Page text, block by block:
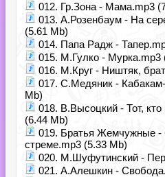
012. Гр.Зона - Мама.mp3
013. А.Розенбаум - На
(5.61 Mb)
014. Папа Радж -
015. М.Гулко - Мурка.mp3
016. М.Круг - Ништяк,
017. С.Медяник -
Mb)
018. В.Высоцкий - Тот,
(6.44 Mb)
019. Братья Жемчужные -
стреме.mp3 (5.33 Mb)
020. М.Шуфутинский -
021. А.Алешкин -